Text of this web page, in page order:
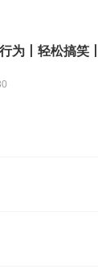
为丨轻松搞笑